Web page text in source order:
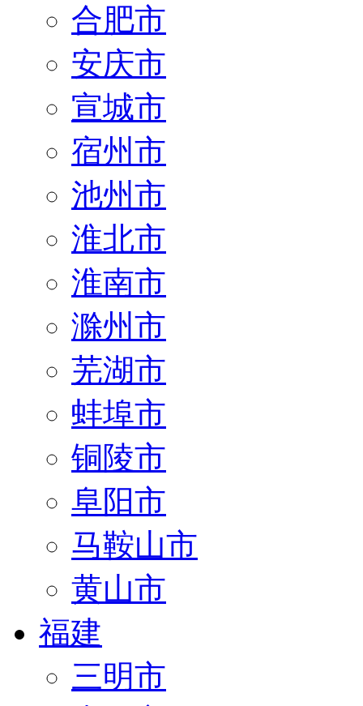
合肥市
安庆市
宣城市
宿州市
池州市
淮北市
淮南市
滁州市
芜湖市
蚌埠市
铜陵市
阜阳市
马鞍山市
黄山市
福建
三明市